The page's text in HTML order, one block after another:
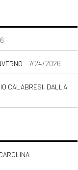
- 7/24/2026
CALABRESI, DALLA